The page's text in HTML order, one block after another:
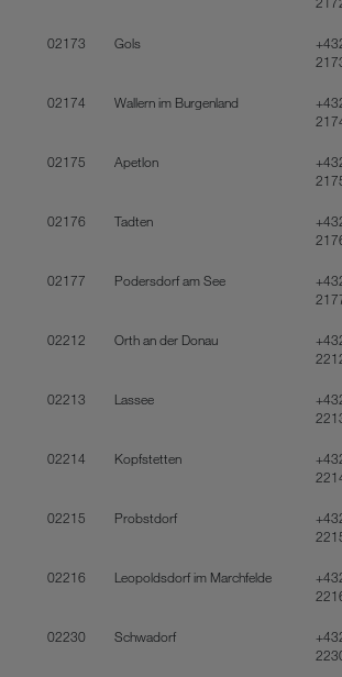
02173 Gols
02174 Wallern im Burgenland
02175 Apetlon
02176 Tadten
02177 Podersdorf am See
02212 Orth an der Donau
02213 Lassee
02214 Kopfstetten
02215 Probstdorf
02216 Leopoldsdorf im Marchfelde
02230 Schwadorf